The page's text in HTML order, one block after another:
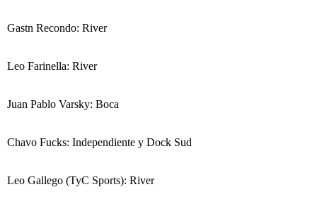
Gastn Recondo: River
Leo Farinella: River
Juan Pablo Varsky: Boca
Chavo Fucks: Independiente y Dock Sud
Leo Gallego (TyC Sports): River